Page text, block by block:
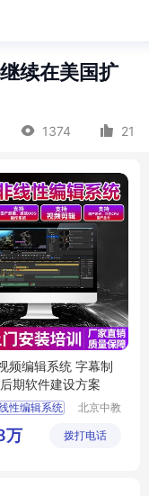
续在美国扩
1374 21
频编辑系统 字幕制
期软件建设方案
性编辑系统
北京中教
有限公司
万 拨打电话